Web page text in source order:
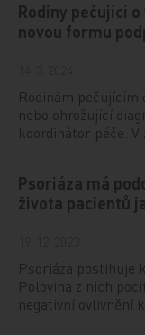
Rodiny pečující
novou formu
Rodinám pečujícím
nebo ohrožující
koordinátor péče.
Psoriáza má
života pacientů
Psoriáza postihuje
Polovina z nich
negativní ovlivnění